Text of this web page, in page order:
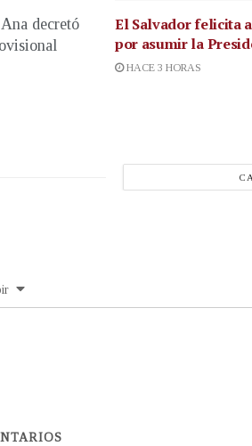
decretó
El Salvador felicita
por asumir la
HACE 3 HORAS